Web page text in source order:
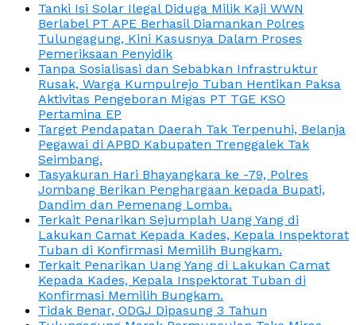
Tanki Isi Solar Ilegal Diduga Milik Kaji WWN
Berlabel PT APE Berhasil Diamankan Polres
Tulungagung, Kini Kasusnya Dalam Proses
Pemeriksaan Penyidik
Tanpa Sosialisasi dan Sebabkan Infrastruktur
Rusak, Warga Kumpulrejo Tuban Hentikan Paksa
Aktivitas Pengeboran Migas PT TGE KSO
Pertamina EP
Target Pendapatan Daerah Tak Terpenuhi, Belanja
Pegawai di APBD Kabupaten Trenggalek Tak
Seimbang.
Tasyakuran Hari Bhayangkara ke -79, Polres
Jombang Berikan Penghargaan kepada Bupati,
Dandim dan Pemenang Lomba.
Terkait Penarikan Sejumplah Uang Yang di
Lakukan Camat Kepada Kades, Kepala Inspektorat
Tuban di Konfirmasi Memilih Bungkam.
Terkait Penarikan Uang Yang di Lakukan Camat
Kepada Kades, Kepala Inspektorat Tuban di
Konfirmasi Memilih Bungkam.
Tidak Benar, ODGJ Dipasung 3 Tahun